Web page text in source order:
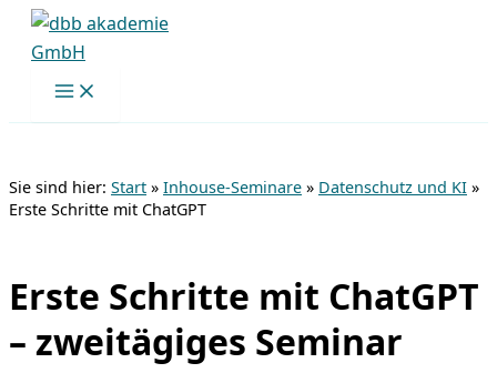
Zum
Inhalt
springen
Sie sind hier: Start » Inhouse-Seminare » Datenschutz und KI »
Erste Schritte mit ChatGPT
Erste Schritte mit ChatGPT
– zweitägiges Seminar